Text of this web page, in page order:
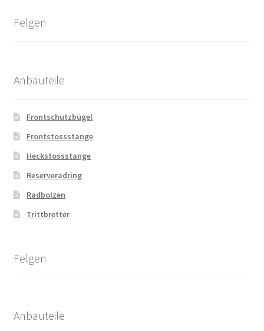
Felgen
Anbauteile
Frontschutzbügel
Frontstossstange
Heckstossstange
Reserveradring
Radbolzen
Trittbretter
Felgen
Anbauteile